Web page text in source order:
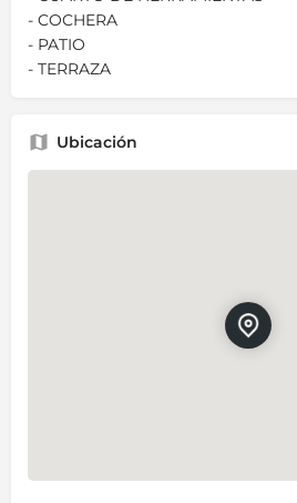
- COCHERA
- PATIO
- TERRAZA
Ubicación